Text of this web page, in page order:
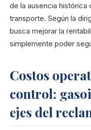
de la ausencia histórica
transporte. Según la
busca mejorar la
simplemente poder
Costos
control:
ejes del